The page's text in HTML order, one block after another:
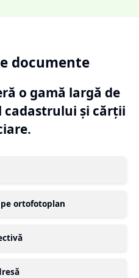
documente
o gamă largă de
cadastrului și cărții
ortofotoplan